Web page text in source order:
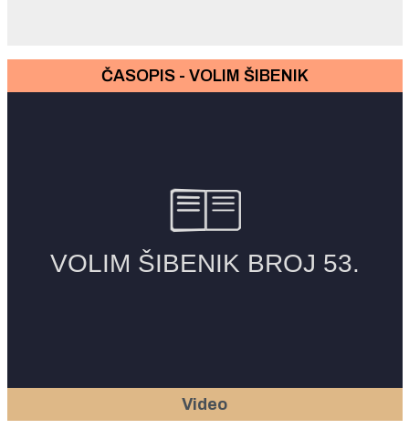
ČASOPIS - VOLIM ŠIBENIK
Video